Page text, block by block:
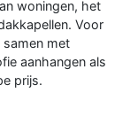
woningen, het
Voor
met
aanhangen als
prijs.